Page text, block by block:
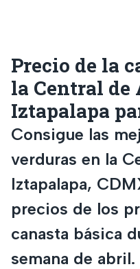
Precio de la
la Central de
Iztapalapa
Consigue las
verduras en la
Iztapalapa,
precios de los
canasta básica
semana de abril.